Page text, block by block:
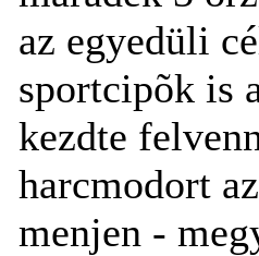
az egyedüli
sportcipõk is
kezdte
harcmodort
menjen -